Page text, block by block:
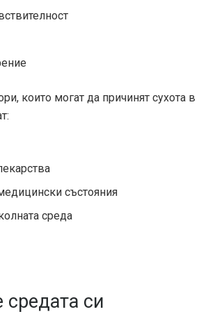
които могат да причинят сухота в
състояния
среда
си